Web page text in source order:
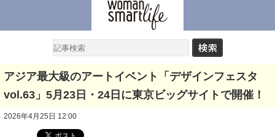
アジア最大級のアートイベント「デザインフェスタ
vol.63」5月23日・24日に東京ビッグサイトで開催！
2026年4月25日 12:00